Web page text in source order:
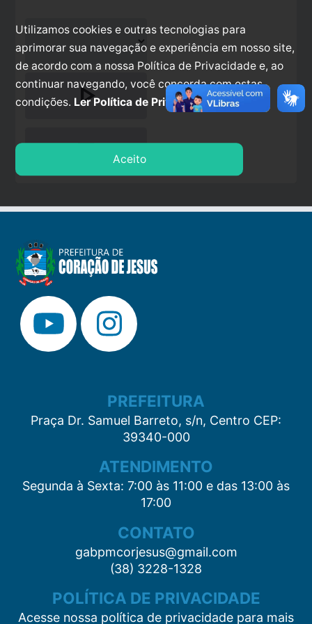
play_arrow
stop
PREFEITURA
Praça Dr. Samuel Barreto, s/n, Centro CEP:
39340-000
ATENDIMENTO
Segunda à Sexta: 7:00 às 11:00 e das 13:00 às
17:00
CONTATO
gabpmcorjesus@gmail.com
(38) 3228-1328
POLÍTICA DE PRIVACIDADE
Acesse nossa política de privacidade para mais
Utilizamos cookies e outras tecnologias para
aprimorar sua navegação e experiência em nosso site,
de acordo com a nossa Política de Privacidade e, ao
continuar navegando, você concorda com estas
condições. Ler Política de Privacidade.
Aceito